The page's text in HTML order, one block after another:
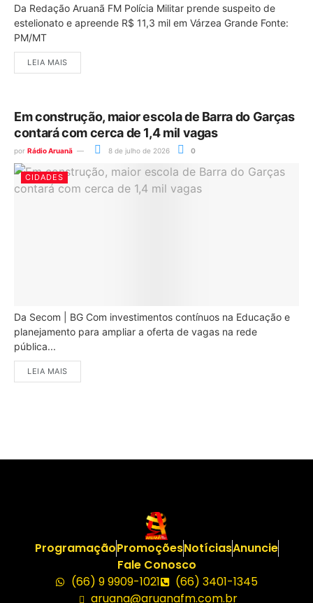
Da Redação Aruanã FM Polícia Militar prende suspeito de
estelionato e apreende R$ 11,3 mil em Várzea Grande Fonte:
PM/MT
LEIA MAIS
Em construção, maior escola de Barra do Garças
contará com cerca de 1,4 mil vagas
por Rádio Aruanã 8 de julho de 2026 0
CIDADES
Da Secom | BG Com investimentos contínuos na Educação e
planejamento para ampliar a oferta de vagas na rede
pública...
LEIA MAIS
ProgramaçãoPromoçõesNotíciasAnuncie
Fale Conosco
(66) 9 9909-1021
(66) 3401-1345
aruana@aruanafm.com.br